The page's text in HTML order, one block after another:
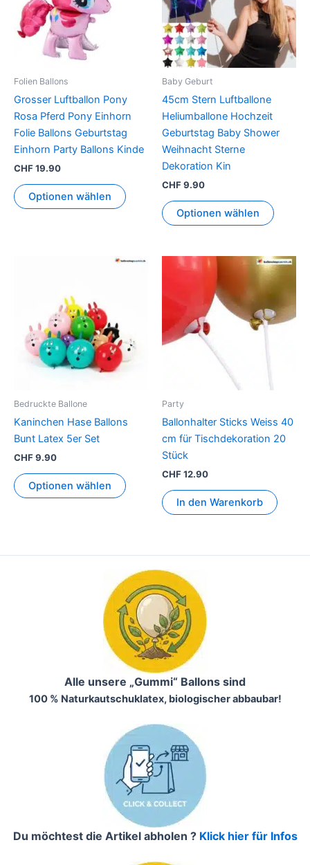
Folien Ballons
Grosser Luftballon Pony
Rosa Pferd Pony Einhorn
Folie Ballons Geburtstag
Einhorn Party Ballons Kinde
CHF19.90
Optionen wählen
Baby Geburt
45cm Stern Luftballone
Heliumballone Hochzeit
Geburtstag Baby Shower
Weihnacht Sterne
Dekoration Kin
CHF9.90
Optionen wählen
auf.
Die
gewählt
Bedruckte Ballone
Kaninchen Hase Ballons
Bunt Latex 5er Set
CHF9.90
Optionen wählen
Party
Ballonhalter Sticks Weiss 40
cm für Tischdekoration 20
Stück
CHF12.90
In den Warenkorb
Alle unsere „Gummi“ Ballons sind
100 % Naturkautschuklatex, biologischer abbaubar!
Du möchtest die Artikel abholen ? Klick hier für Infos